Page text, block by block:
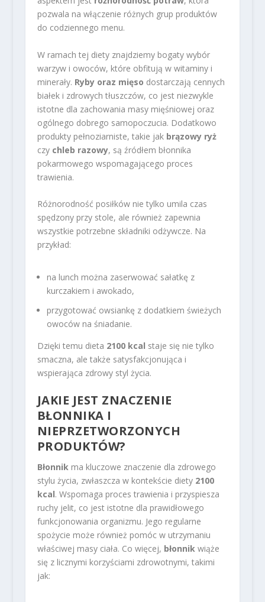
pozwala na włączenie różnych grup produktów
do codziennego menu.
W ramach tej diety znajdziemy bogaty wybór
warzyw i owoców, które obfitują w witaminy i
minerały. Ryby oraz mięso dostarczają cennych
białek i zdrowych tłuszczów, co jest niezwykle
istotne dla zachowania masy mięśniowej oraz
ogólnego dobrego samopoczucia. Dodatkowo
produkty pełnoziarniste, takie jak brązowy ryż
czy chleb razowy, są źródłem błonnika
pokarmowego wspomagającego proces
trawienia.
Różnorodność posiłków nie tylko umila czas
spędzony przy stole, ale również zapewnia
wszystkie potrzebne składniki odżywcze. Na
przykład:
na lunch można zaserwować sałatkę z
kurczakiem i awokado,
przygotować owsiankę z dodatkiem świeżych
owoców na śniadanie.
Dzięki temu dieta 2100 kcal staje się nie tylko
smaczna, ale także satysfakcjonująca i
wspierająca zdrowy styl życia.
JAKIE JEST ZNACZENIE
BŁONNIKA I
NIEPRZETWORZONYCH
PRODUKTÓW?
Błonnikma kluczowe znaczenie dla zdrowego
stylu życia, zwłaszcza w kontekście diety 2100
kcal. Wspomaga proces trawienia i przyspiesza
ruchy jelit, co jest istotne dla prawidłowego
funkcjonowania organizmu. Jego regularne
spożycie może również pomóc w utrzymaniu
właściwej masy ciała. Co więcej, błonnikwiąże
się z licznymi korzyściami zdrowotnymi, takimi
jak: